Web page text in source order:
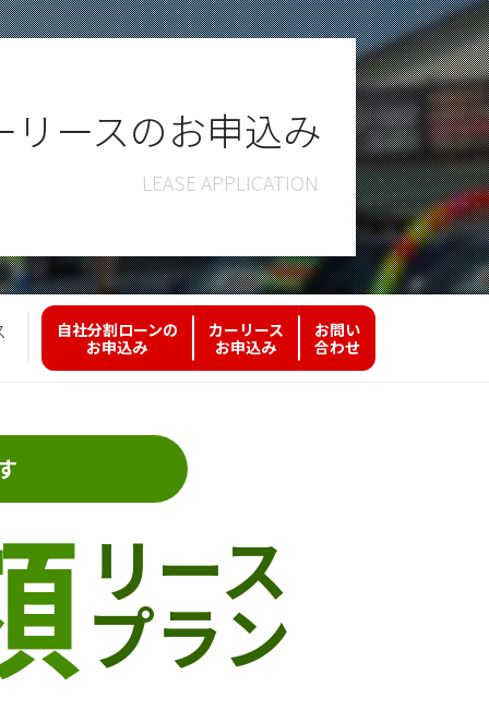
リースのお申込み
自社分割ローンの
お申込み
カーリース
お申込み
お問い
合わせ
リース
プラン